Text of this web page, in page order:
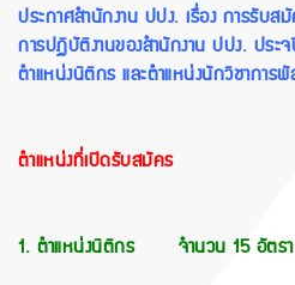
ประกาศสำนักงาน ปปง. เรื่อง การรับ
การปฏิบัติงานของสำนักงาน ปปง. ปร
ตำแหน่งนิติกร และตำแหน่งนักวิชาการ
ตำแหน่งที่เปิดรับสมัคร
1. ตำแหน่งนิติกร จำนวน 15 อัตรา